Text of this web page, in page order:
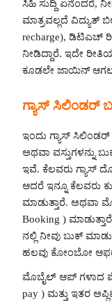
ಸಿಹಿ ಸುದ್ದಿ ಏನೆಂದರೆ,
ಮಾತ್ರವಲ್ಲದೆ ವಿದ್ಯುತ್
recharge), ಡಿಟಿಎಚ್
ನೀಡಿದ್ದಾರೆ. ಇದೇ
ಕೂಡಲೇ ಜಾಯಿನ್
ಗ್ಯಾಸ್ ಸಿಲಿಂಡರ್
ಇಂದು ಗ್ಯಾಸ್ ಸಿಲಿಂಡರ್
ಅಥವಾ ವಸ್ತುಗಳನ್ನು
ಇವೆ. ಕೆಲವರು ಗ್ಯಾಸ್
ಆದರೆ ಇನ್ನೂ ಕೆಲವರು
ಮಾಡುತ್ತಾರೆ. ಅಥವಾ
Booking )
ನಲ್ಲಿ ನೀವು ಬುಕ್
ಹಲವು ಕೋಂಬೋ
ಮೊಬೈಲ್ ಆಪ್ ಗಳಾದ
pay ) ಮತ್ತು ಇತರ